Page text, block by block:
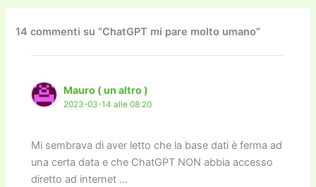
b
o
o
k
d
o
n
a
m
Li
n
k
dI
n
vi
14 commenti su “ChatGPT mi pare molto umano”
Mauro ( un altro )
2023-03-14 alle 08:20
Mi sembrava di aver letto che la base dati è ferma ad
una certa data e che ChatGPT NON abbia accesso
diretto ad internet …